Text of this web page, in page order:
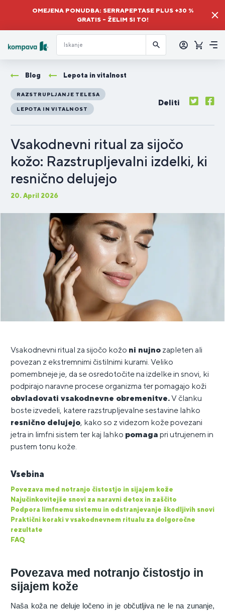
OMEJENA PONUDBA: SERRAPEPTASE PLUS +30 %
GRATIS – ŽELIM SI TO!
Blog Lepota in vitalnost
RAZSTRUPLJANJE TELESA
LEPOTA IN VITALNOST
Deliti
Vsakodnevni ritual za sijočo
kožo: Razstrupljevalni izdelki, ki
resnično delujejo
20. April 2026
Vsakodnevni ritual za sijočo kožo ni nujno zapleten ali
povezan z ekstremnimi čistilnimi kurami. Veliko
pomembneje je, da se osredotočite na izdelke in snovi, ki
podpirajo naravne procese organizma ter pomagajo koži
obvladovati vsakodnevne obremenitve.V članku
boste izvedeli, katere razstrupljevalne sestavine lahko
resnično delujejo, kako so z videzom kože povezani
jetra in limfni sistem ter kaj lahko pomaga pri utrujenem in
pustem tonu kože.
Vsebina
Povezava med notranjo čistostjo in sijajem kože
Najučinkovitejše snovi za naravni detox in zaščito
Podpora limfnemu sistemu in odstranjevanje škodljivih snovi
Praktični koraki v vsakodnevnem ritualu za dolgoročne
rezultate
FAQ
Povezava med notranjo čistostjo in
sijajem kože
Naša koža ne deluje ločeno in je občutljiva ne le na zunanje,